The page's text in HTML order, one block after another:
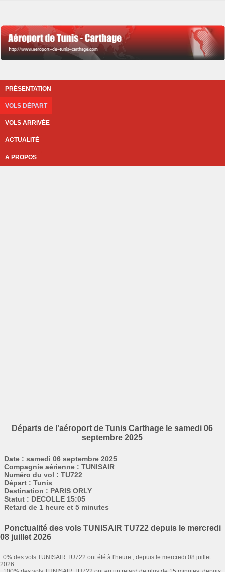
PRÉSENTATION
VOLS DÉPART
VOLS ARRIVÉE
ACTUALITÉ
A PROPOS
Départs de l'aéroport de Tunis Carthage le samedi 06
septembre 2025
Date : samedi 06 septembre 2025
Compagnie aérienne : TUNISAIR
Numéro du vol : TU722
Départ : Tunis
Destination : PARIS ORLY
Statut : DECOLLE 15:05
Retard de 1 heure et 5 minutes
Ponctualité des vols TUNISAIR TU722 depuis le mercredi
08 juillet 2026
0% des vols TUNISAIR TU722 ont été à l'heure , depuis le mercredi 08 juillet
2026